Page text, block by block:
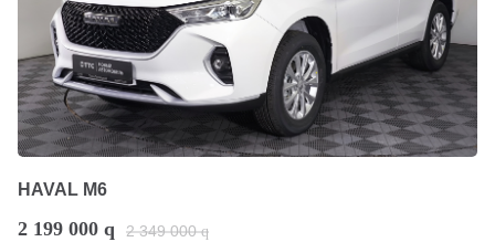
HAVAL M6
2 199 000 q 2 349 000 q